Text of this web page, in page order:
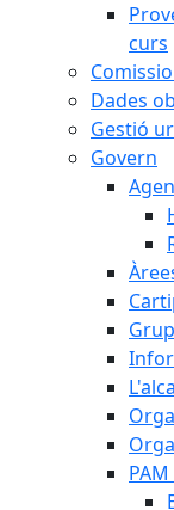
curs
Dades
Gestió
Govern